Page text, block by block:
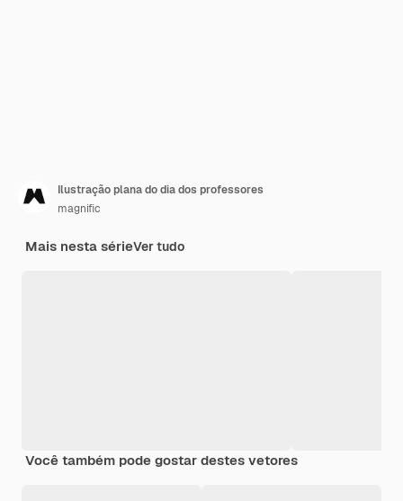
Ilustração plana do dia dos professores
magnific
Mais nesta sérieVer tudo
Você também pode gostar destes vetores